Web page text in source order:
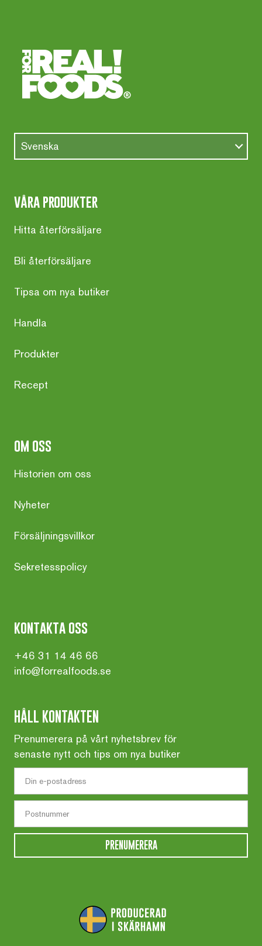
Svenska
våra produkter
Hitta återförsäljare
Bli återförsäljare
Tipsa om nya butiker
Handla
Produkter
Recept
om oss
Historien om oss
Nyheter
Försäljningsvillkor
Sekretesspolicy
kontakta oss
+46 31 14 46 66
info@forrealfoods.se
HÅLL KONTAKTEN
Prenumerera på vårt nyhetsbrev för
senaste nytt och tips om nya butiker
PRENUMERERA